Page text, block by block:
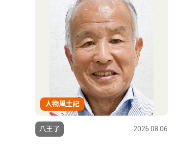
人物風土記
八王子 2026.08.06